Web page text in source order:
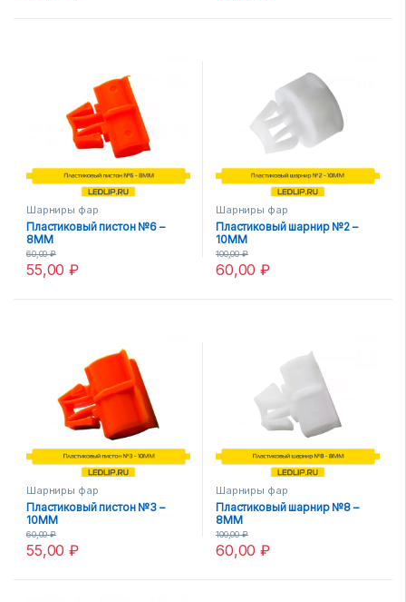
Шарниры фар
Пластиковый пистон №6 –
8MM
55,00₽
60,00₽
Шарниры фар
Пластиковый шарнир №2 –
10MM
60,00₽
100,00₽
Шарниры фар
Пластиковый пистон №3 –
10MM
55,00₽
60,00₽
Шарниры фар
Пластиковый шарнир №8 –
8MM
60,00₽
100,00₽